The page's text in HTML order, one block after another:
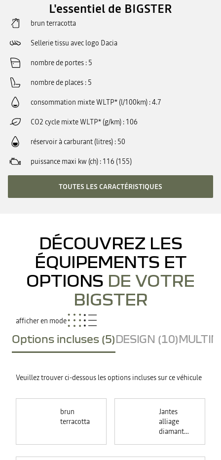
L'essentiel de BIGSTER
brun terracotta
Sellerie tissu avec logo Dacia
nombre de portes 5
nombre de places 5
consommation mixte WLTP* (l/100km) 4.7
CO2 cycle mixte WLTP* (g/km) 106
réservoir à carburant (litres) 50
puissance maxi kw (ch) 116 (155)
TOUTES LES CARACTÉRISTIQUES
DÉCOUVREZ LES
ÉQUIPEMENTS ET
OPTIONS DE VOTRE
BIGSTER
afficher en mode
Options incluses (5)DESIGN (10)
Veuillez trouver ci-dessous les options incluses sur ce véhicule
brun
terracotta
Jantes
alliage
diamantées